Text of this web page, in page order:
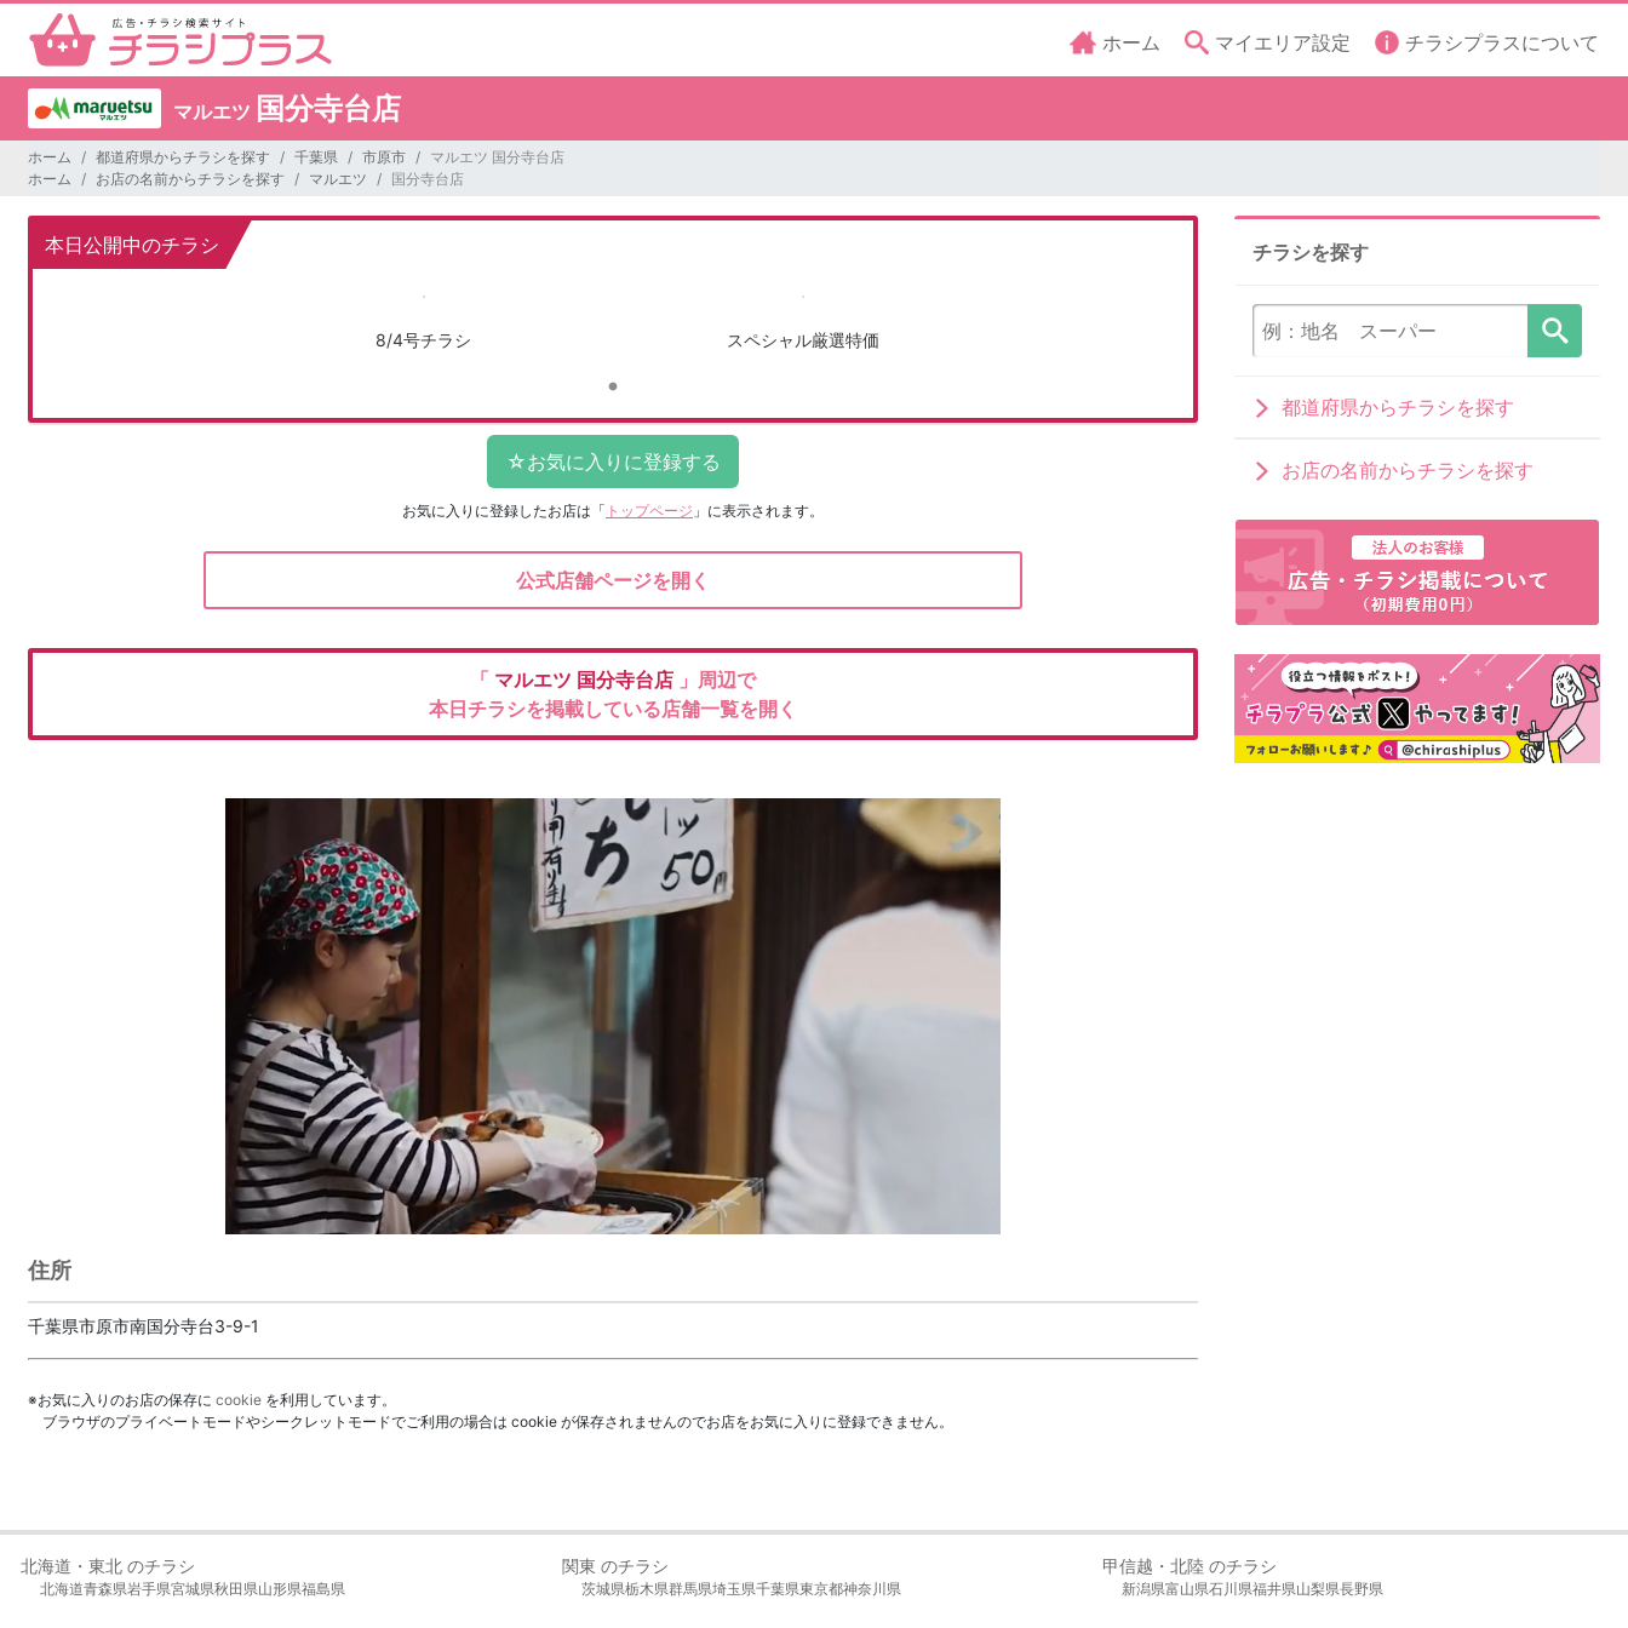
ホーム マイエリア設定 チラシプラスについて
マルエツ 国分寺台店
ホーム 都道府県からチラシを探す 千葉県 市原市
マルエツ 国分寺台店
ホーム
お店の名前からチラシを探す マルエツ 国分寺台店
本日公開中のチラシ
8/4号チラシ スペシャル厳選特価
お気に入りに登録したお店は 「 トップページ 」に表示されます。
公式店舗ページを開く
「 マルエツ 国分寺台店 」周辺で
本日チラシを掲載している店舗一覧を開く
住所
千葉県市原市南国分寺台3-9-1
※お気に入りのお店の保存に cookie を利用しています。
ブラウザのプライベートモードやシークレットモードでご利用の場合は cookie が保存されませんのでお店をお気に入りに登録できません。
チラシを探す
都道府県からチラシを探す
お店の名前からチラシを探す
北海道・東北 のチラシ
北海道青森県岩手県宮城県秋田県山形県福島県
関東 のチラシ
茨城県栃木県群馬県埼玉県千葉県東京都神奈川県
甲信越・北陸 のチラシ
新潟県富山県石川県福井県山梨県長野県